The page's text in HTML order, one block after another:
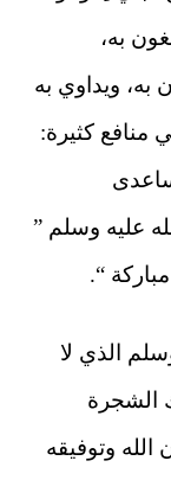
به،
ويداوي به
منافع كثيرة:
عليه وسلم ”
“.
الذي لا
الشجرة
الله وتوفيقه